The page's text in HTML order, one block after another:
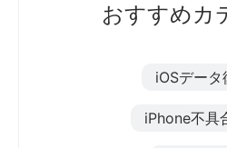
おすすめカ
iOSデータ
iPhone不具